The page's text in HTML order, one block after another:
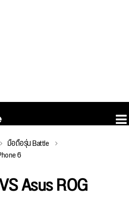
มือถือรุ่น Battle
6
Asus ROG